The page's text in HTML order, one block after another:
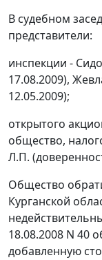
В судебном
представители:
инспекции -
17.08.2009),
12.05.2009);
открытого
общество,
Л.П.
Общество
Курганской
18.08.2008 N 40
добавленную